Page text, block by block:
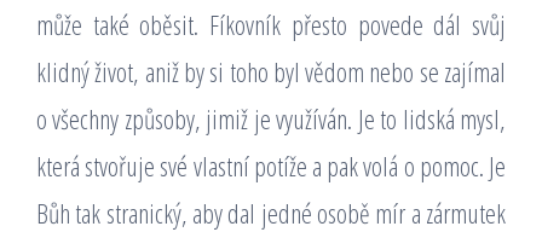
může také oběsit. Fíkovník přesto povede dál svůj
klidný život, aniž by si toho byl vědom nebo se zajímal
o všechny způsoby, jimiž je využíván. Je to lidská mysl,
která stvořuje své vlastní potíže a pak volá o pomoc. Je
Bůh tak stranický, aby dal jedné osobě mír a zármutek